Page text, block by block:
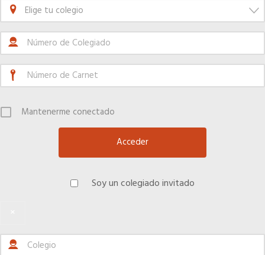
Elige tu colegio
Mantenerme conectado
Soy un colegiado invitado